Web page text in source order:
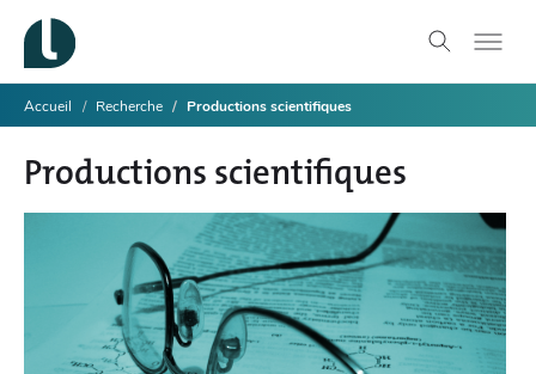
Accueil Recherche Productions scientifiques
Productions scientifiques